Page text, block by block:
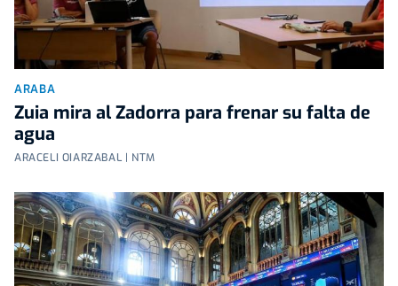
ARABA
Zuia mira al Zadorra para frenar su falta de
agua
ARACELI OIARZABAL | NTM